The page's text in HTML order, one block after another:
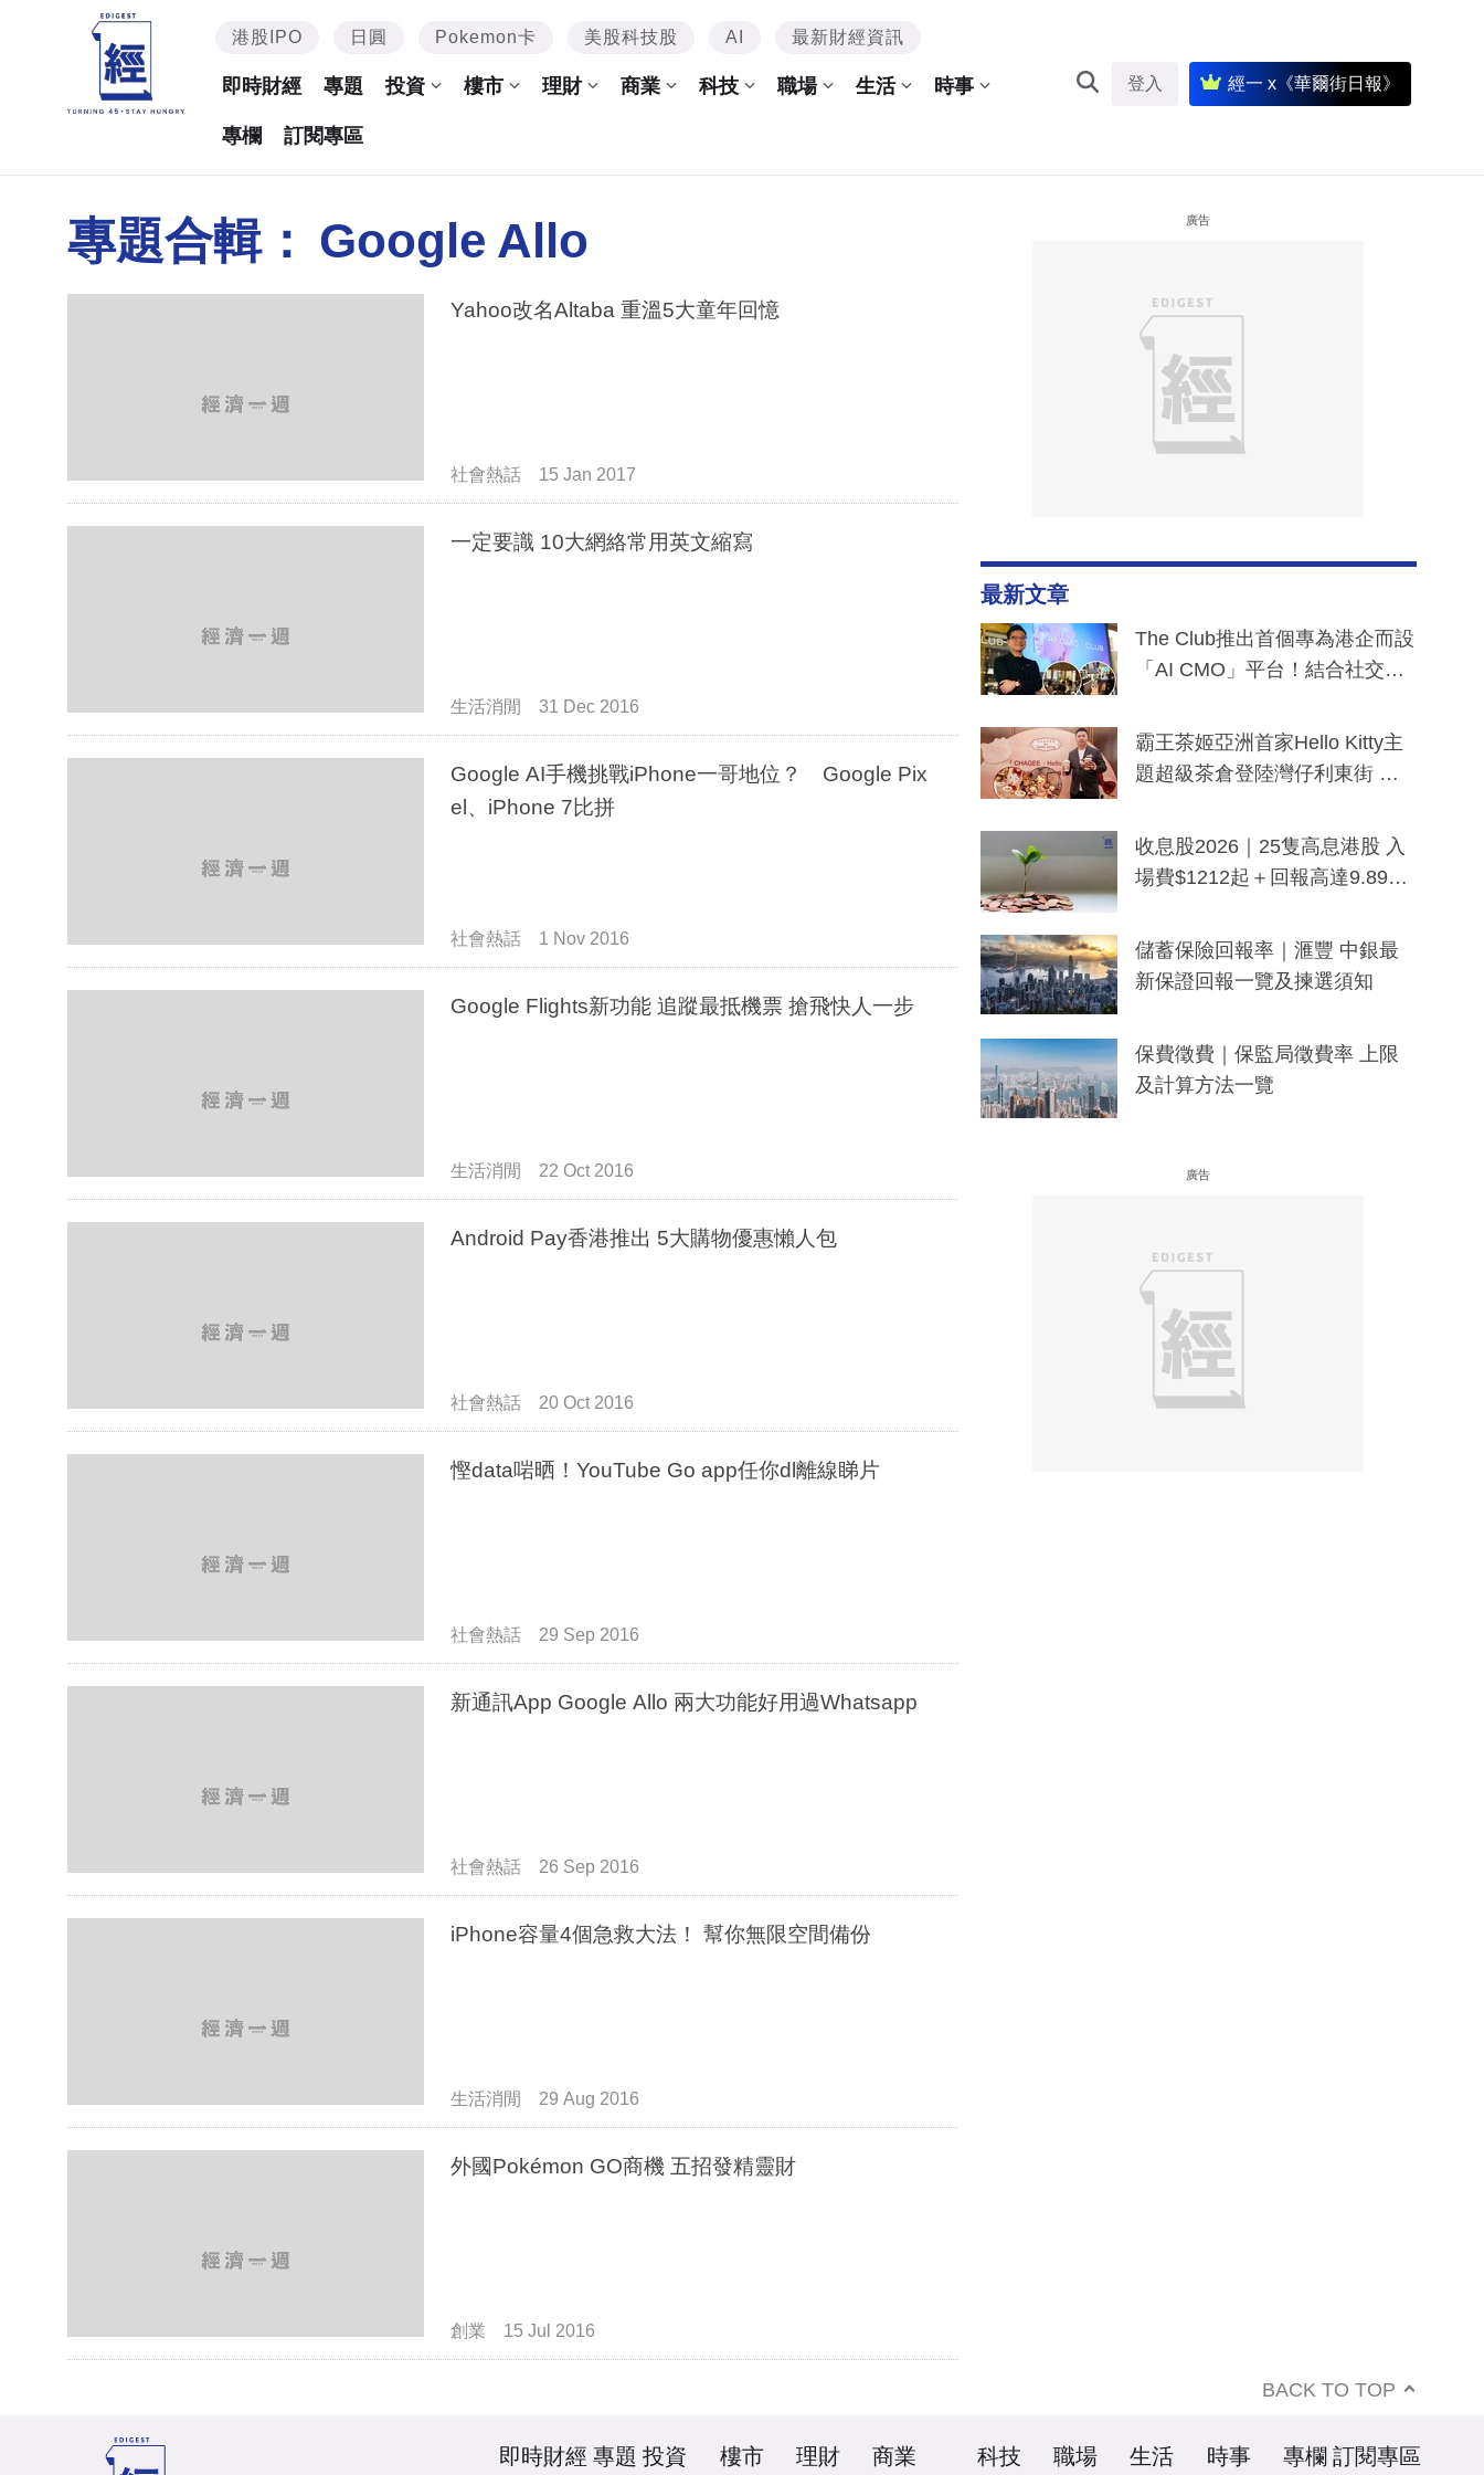
港股IPO 日圓 Pokemon卡 美股科技股 AI 最新財經資訊
即時財經 專題 投資 樓市 理財 商業 科技 職場 生活 時事
專欄 訂閱專區
登入 經一 x《華爾街日報》
專題合輯： Google Allo
Yahoo改名Altaba 重溫5大童年回憶
社會熱話 15 Jan 2017
一定要識 10大網絡常用英文縮寫
生活消閒 31 Dec 2016
Google AI手機挑戰iPhone一哥地位？ Google Pix
el、iPhone 7比拼
社會熱話 1 Nov 2016
Google Flights新功能 追蹤最抵機票 搶飛快人一步
生活消閒 22 Oct 2016
Android Pay香港推出 5大購物優惠懶人包
社會熱話 20 Oct 2016
慳data啱晒！YouTube Go app任你dl離線睇片
社會熱話 29 Sep 2016
新通訊App Google Allo 兩大功能好用過Whatsapp
社會熱話 26 Sep 2016
iPhone容量4個急救大法！ 幫你無限空間備份
生活消閒 29 Aug 2016
外國Pokémon GO商機 五招發精靈財
創業 15 Jul 2016
廣告
最新文章
The Club推出首個專為港企而設
「AI CMO」平台！結合社交聆
分鐘生成「貼地」宣傳短片
霸王茶姬亞洲首家Hello Kitty主
題超級茶倉登陸灣仔利東街 推
y及香港限定特調系列
收息股2026｜25隻高息港股 入
場費$1212起＋回報高達9.89
儲蓄保險回報率｜滙豐 中銀最
新保證回報一覽及揀選須知
保費徵費｜保監局徵費率 上限
及計算方法一覽
廣告
BACK TO TOP
即時財經 專題 投資 樓市 理財 商業 科技 職場 生活 時事 專欄 訂閱專區